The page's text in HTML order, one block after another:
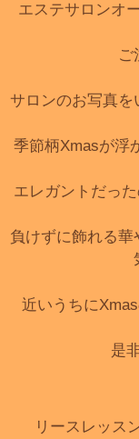
エステサロンオ
ご
サロンのお写真
季節柄Xmasが浮
エレガントだっ
負けずに飾れる華
近いうちに
是
リースレッス